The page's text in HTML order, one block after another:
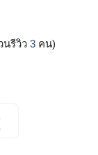
นรีวิว 3 คน)